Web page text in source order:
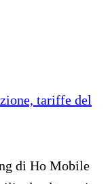
tariffe del
di Ho Mobile